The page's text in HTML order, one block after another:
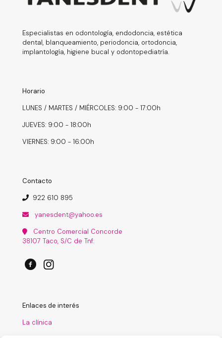
Especialistas en odontología, endodoncia, estética
dental, blanqueamiento, periodoncia, ortodoncia,
implantología, higiene bucal y odontopediatría.
Horario
LUNES / MARTES / MIÉRCOLES: 9:00 - 17:00h
JUEVES: 9:00 - 18:00h
VIERNES: 9:00 - 16:00h
Contacto
922 610 895
yanesdent@yahoo.es
Centro Comercial Concorde
38107 Taco, S/C de Tnf.
Enlaces de interés
La clínica